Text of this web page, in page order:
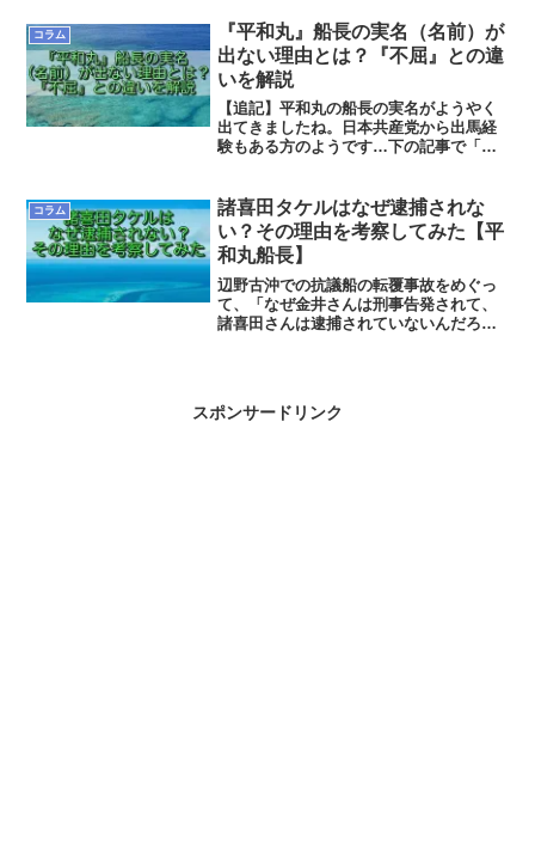
通りのない国道です。事故の相手や目撃
者のいない状態での事故だ...
コラム
『平和丸』船長の実名（名前）が
出ない理由とは？『不屈』との違
いを解説
【追記】平和丸の船長の実名がようやく
出てきましたね。日本共産党から出馬経
験もある方のようです…下の記事で「一
はしていますが、共産党から統一地方選
に出馬していたいう、半ば「公人」に近
い方だとは思うのですが…
コラム
諸喜田タケルはなぜ逮捕されな
い？その理由を考察してみた【平
和丸船長】
辺野古沖での抗議船の転覆事故をめぐっ
て、「なぜ金井さんは刑事告発されて、
諸喜田さんは逮捕されていないんだろ
スポンサードリンク